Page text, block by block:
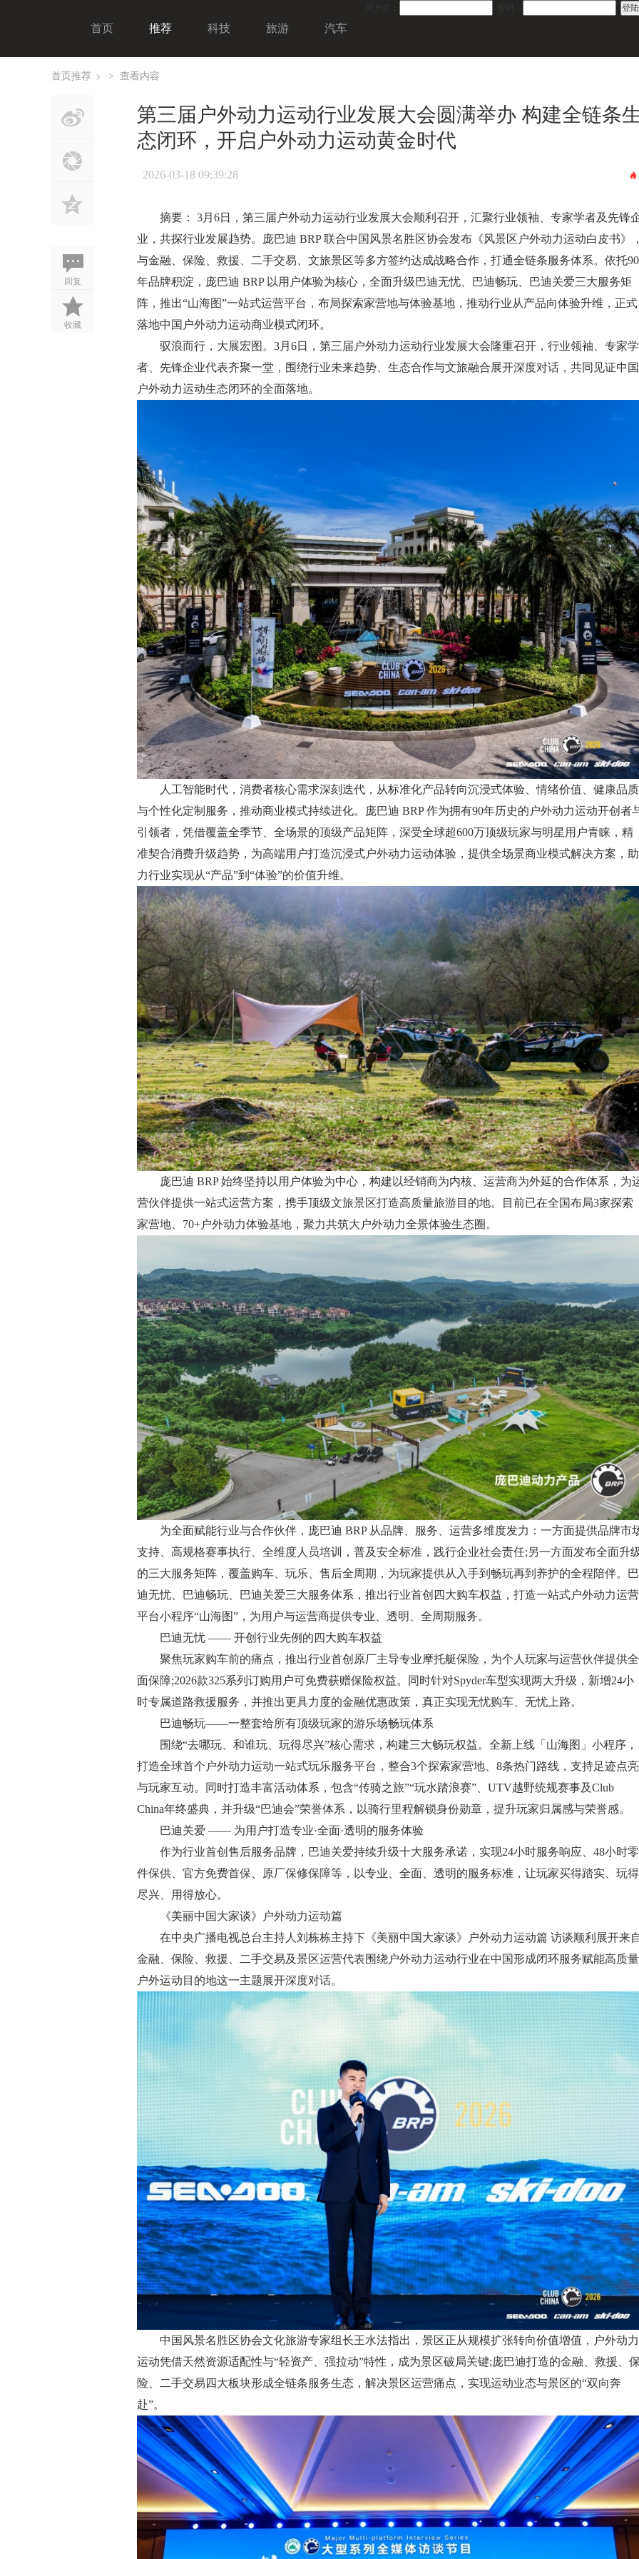
首页 推荐 科技 旅游 汽车
首页 >
推荐 查看内容
回复
收藏
第三届户外动力运动行业发展大会圆满举办 构建全链条
态闭环，开启户外动力运动黄金时代
2026-03-18 09:39:28
摘要： 3月6日，第三届户外动力运动行业发展大会顺利召开，汇聚行业领袖、专家学者及先锋
业，共探行业发展趋势。庞巴迪 BRP 联合中国风景名胜区协会发布《风景区户外动力运动白皮书》
与金融、保险、救援、二手交易、文旅景区等多方签约达成战略合作，打通全链条服务体系。依托90
年品牌积淀，庞巴迪 BRP 以用户体验为核心，全面升级巴迪无忧、巴迪畅玩、巴迪关爱三大服务矩
阵，推出“山海图”一站式运营平台，布局探索家营地与体验基地，推动行业从产品向体验升维，正式
落地中国户外动力运动商业模式闭环。
驭浪而行，大展宏图。3月6日，第三届户外动力运动行业发展大会隆重召开，行业领袖、专家学
者、先锋企业代表齐聚一堂，围绕行业未来趋势、生态合作与文旅融合展开深度对话，共同见证中国
户外动力运动生态闭环的全面落地。
人工智能时代，消费者核心需求深刻迭代，从标准化产品转向沉浸式体验、情绪价值、健康品质
与个性化定制服务，推动商业模式持续进化。庞巴迪 BRP 作为拥有90年历史的户外动力运动开创者
引领者，凭借覆盖全季节、全场景的顶级产品矩阵，深受全球超600万顶级玩家与明星用户青睐，精
准契合消费升级趋势，为高端用户打造沉浸式户外动力运动体验，提供全场景商业模式解决方案，助
力行业实现从“产品”到“体验”的价值升维。
庞巴迪 BRP 始终坚持以用户体验为中心，构建以经销商为内核、运营商为外延的合作体系，为
营伙伴提供一站式运营方案，携手顶级文旅景区打造高质量旅游目的地。目前已在全国布局3家探索
家营地、70+户外动力体验基地，聚力共筑大户外动力全景体验生态圈。
为全面赋能行业与合作伙伴，庞巴迪 BRP 从品牌、服务、运营多维度发力：一方面提供品牌市
支持、高规格赛事执行、全维度人员培训，普及安全标准，践行企业社会责任;另一方面发布全面升
的三大服务矩阵，覆盖购车、玩乐、售后全周期，为玩家提供从入手到畅玩再到养护的全程陪伴。巴
迪无忧、巴迪畅玩、巴迪关爱三大服务体系，推出行业首创四大购车权益，打造一站式户外动力运营
平台小程序“山海图”，为用户与运营商提供专业、透明、全周期服务。
巴迪无忧 —— 开创行业先例的四大购车权益
聚焦玩家购车前的痛点，推出行业首创原厂主导专业摩托艇保险，为个人玩家与运营伙伴提供全
面保障;2026款325系列订购用户可免费获赠保险权益。同时针对Spyder车型实现两大升级，新增24小
时专属道路救援服务，并推出更具力度的金融优惠政策，真正实现无忧购车、无忧上路。
巴迪畅玩——一整套给所有顶级玩家的游乐场畅玩体系
围绕“去哪玩、和谁玩、玩得尽兴”核心需求，构建三大畅玩权益。全新上线「山海图」小程序，
打造全球首个户外动力运动一站式玩乐服务平台，整合3个探索家营地、8条热门路线，支持足迹点亮
与玩家互动。同时打造丰富活动体系，包含“传骑之旅”“玩水踏浪赛”、UTV越野统规赛事及Club
China年终盛典，并升级“巴迪会”荣誉体系，以骑行里程解锁身份勋章，提升玩家归属感与荣誉感。
巴迪关爱 —— 为用户打造专业·全面·透明的服务体验
作为行业首创售后服务品牌，巴迪关爱持续升级十大服务承诺，实现24小时服务响应、48小时零
件保供、官方免费首保、原厂保修保障等，以专业、全面、透明的服务标准，让玩家买得踏实、玩得
尽兴、用得放心。
《美丽中国大家谈》户外动力运动篇
在中央广播电视总台主持人刘栋栋主持下《美丽中国大家谈》户外动力运动篇 访谈顺利展开来
金融、保险、救援、二手交易及景区运营代表围绕户外动力运动行业在中国形成闭环服务赋能高质量
户外运动目的地这一主题展开深度对话。
中国风景名胜区协会文化旅游专家组长王水法指出，景区正从规模扩张转向价值增值，户外动力
运动凭借天然资源适配性与“轻资产、强拉动”特性，成为景区破局关键;庞巴迪打造的金融、救援、
险、二手交易四大板块形成全链条服务生态，解决景区运营痛点，实现运动业态与景区的“双向奔
赴”。